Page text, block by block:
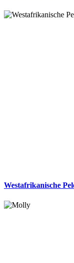
Westafrikanische